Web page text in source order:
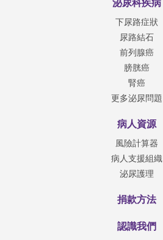
下尿路症狀
尿路結石
前列腺癌
膀胱癌
腎癌
更多泌尿問題
病人資源
風險計算器
病人支援組織
泌尿護理
捐款方法
認識我們